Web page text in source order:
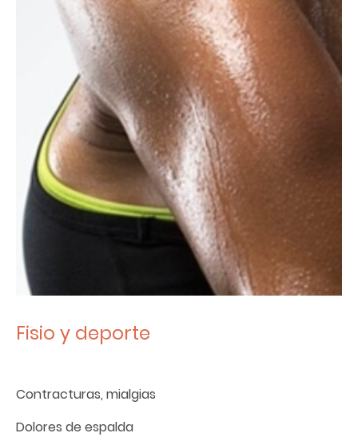
Fisio y deporte
Contracturas, mialgias
Dolores de espalda